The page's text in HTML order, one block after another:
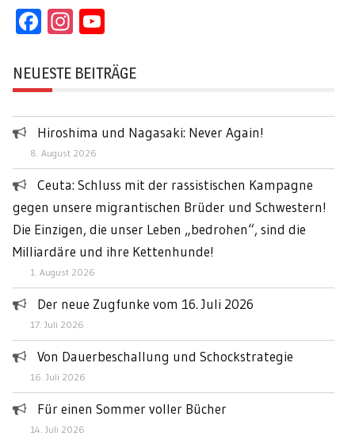
Facebook
Instagram
NEUESTE BEITRÄGE
Hiroshima und Nagasaki: Never Again!
8. August 2026
Ceuta: Schluss mit der rassistischen Kampagne
gegen unsere migrantischen Brüder und Schwestern!
Die Einzigen, die unser Leben „bedrohen“, sind die
Milliardäre und ihre Kettenhunde!
1. August 2026
Der neue Zugfunke vom 16. Juli 2026
17. Juli 2026
Von Dauerbeschallung und Schockstrategie
16. Juli 2026
Für einen Sommer voller Bücher
14. Juli 2026